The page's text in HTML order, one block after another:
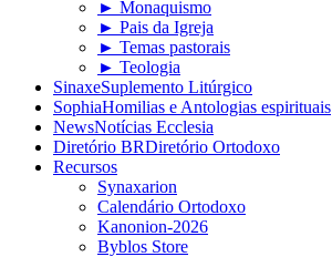
► Monaquismo
► Pais da Igreja
► Temas pastorais
► Teologia
SinaxeSuplemento Litúrgico
SophiaHomilias e Antologias espirituais
NewsNotícias Ecclesia
Diretório BRDiretório Ortodoxo
Recursos
Synaxarion
Calendário Ortodoxo
Kanonion-2026
Byblos Store